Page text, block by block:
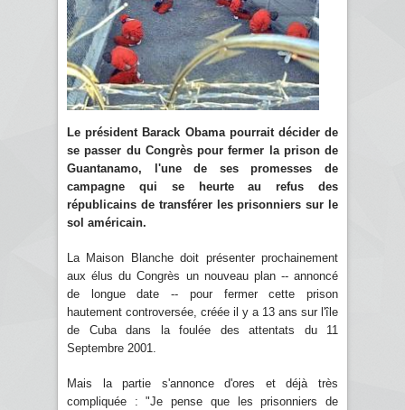
Le président Barack Obama pourrait décider de
se passer du Congrès pour fermer la prison de
Guantanamo, l'une de ses promesses de
campagne qui se heurte au refus des
républicains de transférer les prisonniers sur le
sol américain.
La Maison Blanche doit présenter prochainement
aux élus du Congrès un nouveau plan -- annoncé
de longue date -- pour fermer cette prison
hautement controversée, créée il y a 13 ans sur l'île
de Cuba dans la foulée des attentats du 11
Septembre 2001.
Mais la partie s'annonce d'ores et déjà très
compliquée : "Je pense que les prisonniers de